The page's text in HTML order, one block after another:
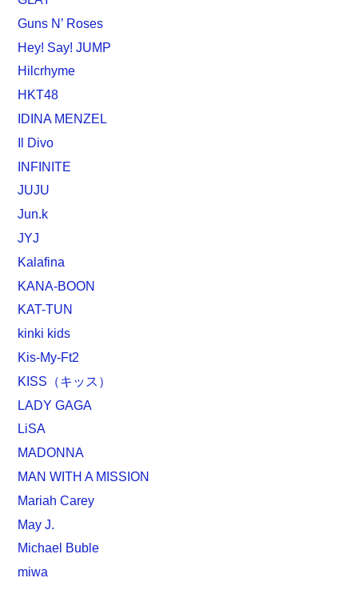
Guns N’ Roses
Hey! Say! JUMP
Hilcrhyme
HKT48
IDINA MENZEL
Il Divo
INFINITE
JUJU
Jun.k
JYJ
Kalafina
KANA-BOON
KAT-TUN
kinki kids
Kis-My-Ft2
KISS（キッス）
LADY GAGA
LiSA
MADONNA
MAN WITH A MISSION
Mariah Carey
May J.
Michael Buble
miwa